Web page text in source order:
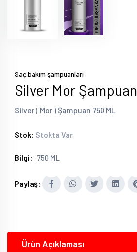
Saç bakım şampuanları
Silver Mor Şampuan
Silver ( Mor ) Şampuan 750 ML
Stok: Stokta Var
Bilgi: 750 ML
Paylaş:
Ürün Açıklaması